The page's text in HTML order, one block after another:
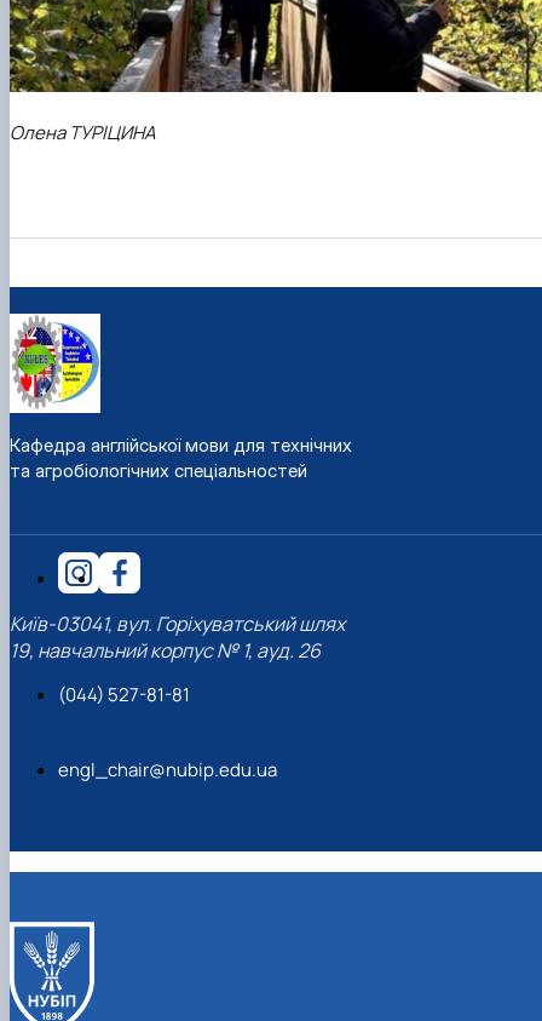
Олена ТУРІЦИНА
Кафедра англійської мови для технічних
та агробіологічних спеціальностей
Київ-03041, вул. Горіхуватський шлях
19, навчальний корпус № 1, ауд. 26
(044) 527-81-81
engl_chair@nubip.edu.ua